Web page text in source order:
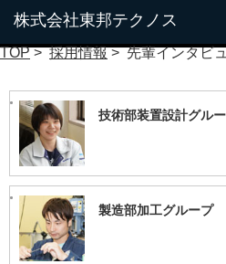
先輩インタビュー
TOP>採用情報> 先輩インタビ
技術部装置設計グルー
製造部加工グループ